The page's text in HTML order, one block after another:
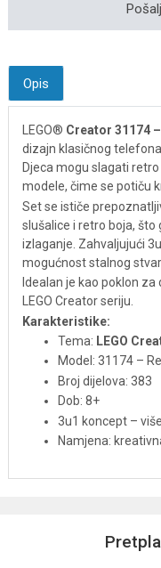
Opis
LEGO® Creator 31174
dizajn klasičnog
Djeca mogu slagati
modele, čime se potiču
Set se ističe
slušalice i retro boja, što
izlaganje. Zahvaljujući
mogućnost stalnog
Idealan je kao poklon
LEGO Creator seriju.
Karakteristike:
Tema: LEGO
Model: 31174 –
Broj dijelova: 383
Dob: 8+
3u1 koncept –
Namjena: